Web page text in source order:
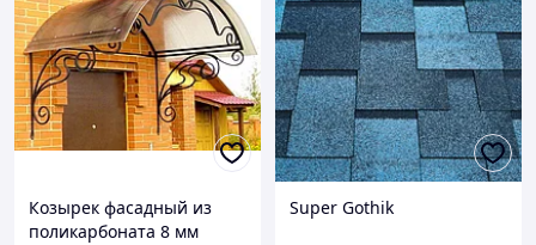
Козырек фасадный из
поликарбоната 8 мм
Super Gothik